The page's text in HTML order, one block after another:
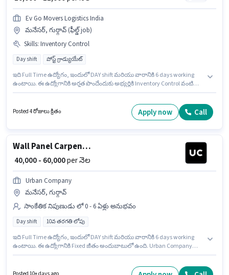
Ev Go Movers Logistics India
మనేసర్, గుర్గావ్ (ఫీల్డ్ job)
Skills: Inventory Control
Day shift పోస్ట్ గ్రాడ్యుయేట్
ఇది Full Time ఉద్యోగం, ఇందులో DAY shift మరియు వారానికి 6 days working
ఉంటాయి. ఈ ఉద్యోగానికి అర్హత పొందేందుకు అభ్యర్థికి Inventory Control వంటి
ఉద్యోగానికి Fixed జీతం అందుబాటులో ఉంది. ఈ ఉద్యోగానికి అభ్యర్థులు
తప్పనిసరిగా పోస్ట్ గ్రాడ్యుయేట్ డిగ్రీ/సర్టిఫికెట్ కలిగి ఉండాలి. ఈ ఉద్యోగం మనేసర్,
Posted 4 రోజులు క్రితం Apply now Call
Wall Panel Carpenter
₹ 40,000 - 60,000per నెల
Urban Company
మనేసర్, గుర్గావ్
సాంకేతిక నిపుణుడు లో 0 - 6 ఏళ్లు అనుభవం
Day shift 10వ తరగతి లోపు
ఇది Full Time ఉద్యోగం, ఇందులో DAY shift మరియు వారానికి 6 days working
ఉంటాయి. ఈ ఉద్యోగానికి Fixed జీతం అందుబాటులో ఉంది. Urban Company
తరగతి లోపు అర్హత ఉన్న అభ్యర్థులు దరఖాస్తు చేయవచ్చు. ఈ ఉద్యోగం 0 - 6 ఏళ్లు